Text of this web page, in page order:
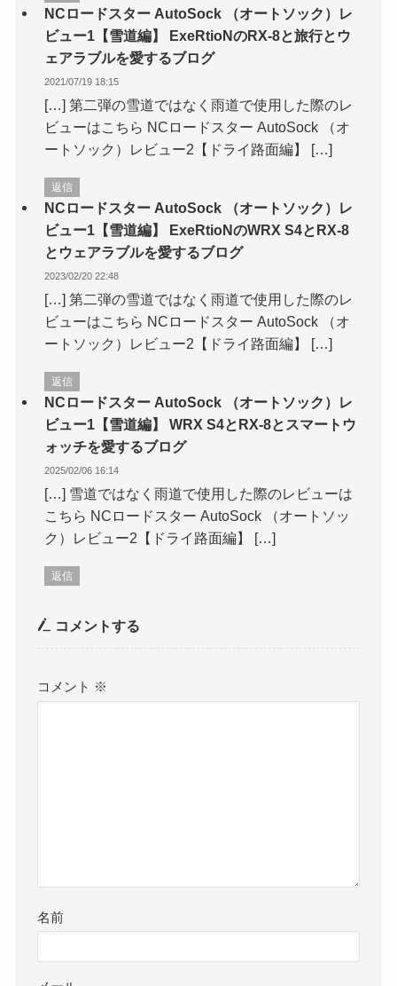
NCロードスター AutoSock （オートソック）レ
ビュー1【雪道編】 ExeRtioNのRX-8と旅行とウ
ェアラブルを愛するブログ
2021/07/19 18:15
[…] 第二弾の雪道ではなく雨道で使用した際のレ
ビューはこちら NCロードスター AutoSock （オ
ートソック）レビュー2【ドライ路面編】 […]
返信
NCロードスター AutoSock （オートソック）レ
ビュー1【雪道編】 ExeRtioNのWRX S4とRX-8
とウェアラブルを愛するブログ
2023/02/20 22:48
[…] 第二弾の雪道ではなく雨道で使用した際のレ
ビューはこちら NCロードスター AutoSock （オ
ートソック）レビュー2【ドライ路面編】 […]
返信
NCロードスター AutoSock （オートソック）レ
ビュー1【雪道編】 WRX S4とRX-8とスマートウ
ォッチを愛するブログ
2025/02/06 16:14
[…] 雪道ではなく雨道で使用した際のレビューは
こちら NCロードスター AutoSock （オートソッ
ク）レビュー2【ドライ路面編】 […]
返信
コメントする
コメント ※
名前